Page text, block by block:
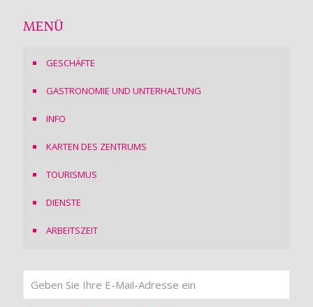
MENÜ
GESCHÄFTE
GASTRONOMIE UND UNTERHALTUNG
INFO
KARTEN DES ZENTRUMS
TOURISMUS
DIENSTE
ARBEITSZEIT